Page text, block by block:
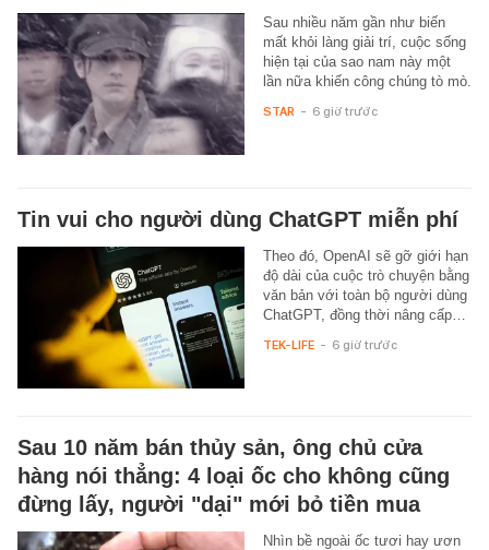
Sau nhiều năm gần như biến
mất khỏi làng giải trí, cuộc sống
hiện tại của sao nam này một
lần nữa khiến công chúng tò mò.
STAR - 6 giờ trước
Tin vui cho người dùng ChatGPT miễn phí
Theo đó, OpenAI sẽ gỡ giới hạn
độ dài của cuộc trò chuyện bằng
văn bản với toàn bộ người dùng
ChatGPT, đồng thời nâng cấp…
TEK-LIFE - 6 giờ trước
Sau 10 năm bán thủy sản, ông chủ cửa
hàng nói thẳng: 4 loại ốc cho không cũng
đừng lấy, người "dại" mới bỏ tiền mua
Nhìn bề ngoài ốc tươi hay ươn